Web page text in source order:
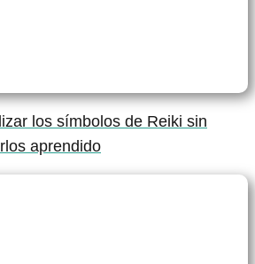
los símbolos de Reiki sin
aprendido